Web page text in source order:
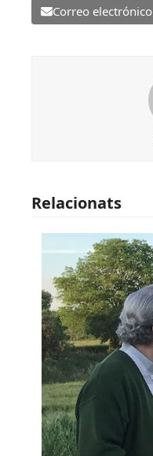
Correo electrónico
Relacionats